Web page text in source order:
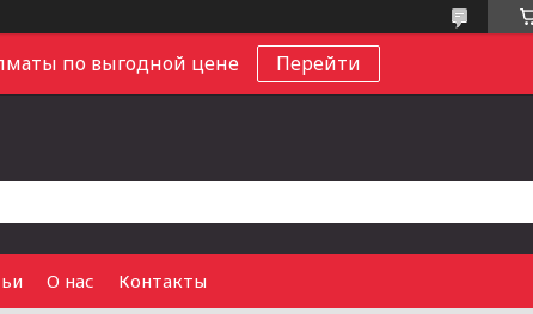
по выгодной цене Перейти
О нас Контакты